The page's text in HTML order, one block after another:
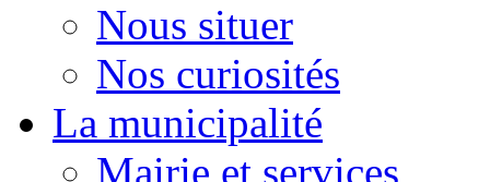
Nous situer
Nos curiosités
La municipalité
Mairie et services